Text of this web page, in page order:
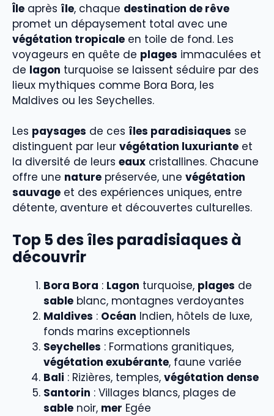
Île après île, chaque destination de rêve
promet un dépaysement total avec une
végétation tropicale en toile de fond. Les
voyageurs en quête de plages immaculées et
de lagon turquoise se laissent séduire par des
lieux mythiques comme Bora Bora, les
Maldives ou les Seychelles.
Les paysages de ces îles paradisiaques se
distinguent par leur végétation luxuriante et
la diversité de leurs eaux cristallines. Chacune
offre une nature préservée, une végétation
sauvage et des expériences uniques, entre
détente, aventure et découvertes culturelles.
Top 5 des îles paradisiaques à
découvrir
Bora Bora : Lagon turquoise, plages de
sable blanc, montagnes verdoyantes
Maldives : Océan Indien, hôtels de luxe,
fonds marins exceptionnels
Seychelles : Formations granitiques,
végétation exubérante, faune variée
Bali : Rizières, temples, végétation dense
Santorin : Villages blancs, plages de
sable noir, mer Egée